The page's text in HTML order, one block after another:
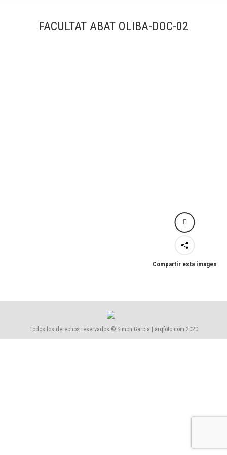
FACULTAT ABAT OLIBA-DOC-02
Compartir esta imagen
Todos los derechos reservados © Simon Garcia | arqfoto.com 2020